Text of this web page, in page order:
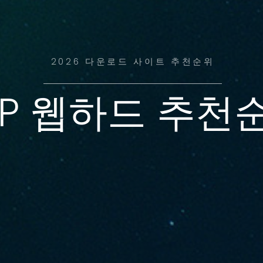
2026 다운로드 사이트 추천순위
웹하드 추천